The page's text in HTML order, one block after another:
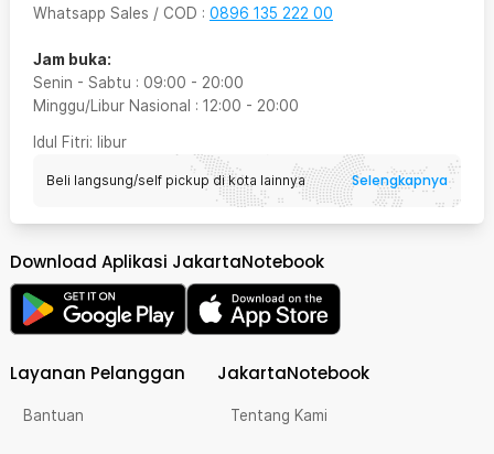
Whatsapp Sales / COD : 0896 135 222 00
Jam buka:
Senin - Sabtu : 09:00 - 20:00
Minggu/Libur Nasional : 12:00 - 20:00
Idul Fitri: libur
Beli langsung/self pickup di kota lainnya Selengkapnya
Download Aplikasi JakartaNotebook
Layanan Pelanggan
Bantuan
JakartaNotebook
Tentang Kami